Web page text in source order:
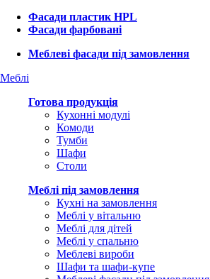
Фасади пластик HPL
Фасади фарбовані
Меблеві фасади під замовлення
Меблі
Готова продукція
Кухонні модулі
Комоди
Тумби
Шафи
Столи
Меблі під замовлення
Кухні на замовлення
Меблі у вітальню
Меблі для дітей
Меблі у спальню
Меблеві вироби
Шафи та шафи-купе